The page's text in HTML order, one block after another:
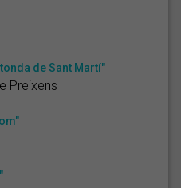
de Sant Martí"
Preixens